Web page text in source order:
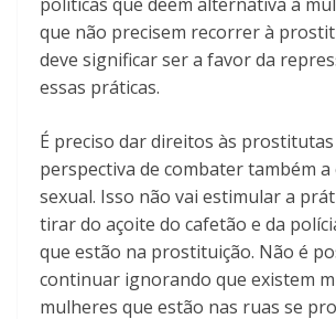
políticas que deem alternativa à
que não precisem recorrer à
deve significar ser a favor da
essas práticas.
É preciso dar direitos às
perspectiva de combater também
sexual. Isso não vai estimular a
tirar do açoite do cafetão e da
que estão na prostituição. Não é
continuar ignorando que existem
mulheres que estão nas ruas se